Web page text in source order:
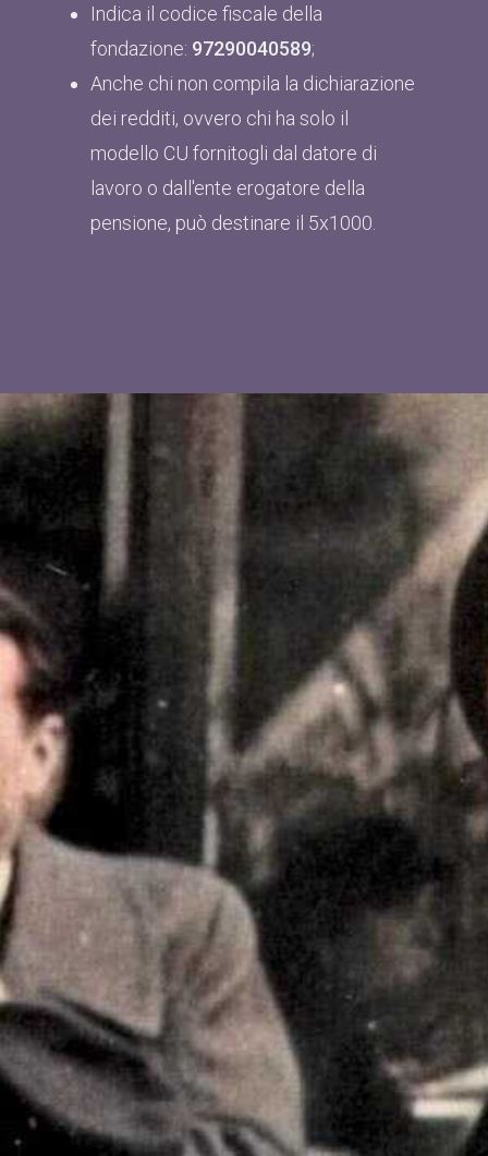
Indica il codice fiscale della
fondazione: 97290040589;
Anche chi non compila la dichiarazione
dei redditi, ovvero chi ha solo il
modello CU fornitogli dal datore di
lavoro o dall'ente erogatore della
pensione, può destinare il 5x1000.